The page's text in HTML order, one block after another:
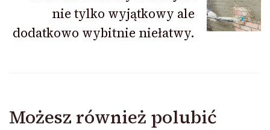
nie tylko wyjątkowy ale
dodatkowo wybitnie niełatwy.
Możesz również polubić